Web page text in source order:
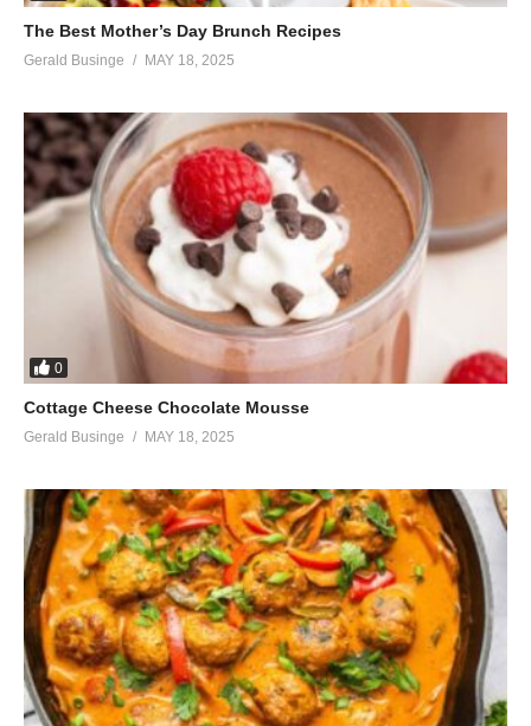
À son portrait fidèle
Il n’y a qu’elle
Et c’est elle mon modèle
Les cheveux au vent
La magie des folies
Que l’on faisait pour elle
C’était la plus belle
Je voudrais être elle
(Visited 64 times, 1 visits today)
The Best Mother’s Day Brunch Recipes
Gerald Businge MAY 18, 2025
0
Cottage Cheese Chocolate Mousse
Gerald Businge MAY 18, 2025